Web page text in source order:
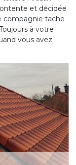
et décidée
compagnie tache
à votre
vous avez